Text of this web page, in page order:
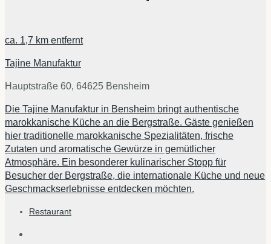
ca. 1,7 km entfernt
Tajine Manufaktur
Hauptstraße 60, 64625 Bensheim
Die Tajine Manufaktur in Bensheim bringt authentische
marokkanische Küche an die Bergstraße. Gäste genießen
hier traditionelle marokkanische Spezialitäten, frische
Zutaten und aromatische Gewürze in gemütlicher
Atmosphäre. Ein besonderer kulinarischer Stopp für
Besucher der Bergstraße, die internationale Küche und neue
Geschmackserlebnisse entdecken möchten.
Restaurant